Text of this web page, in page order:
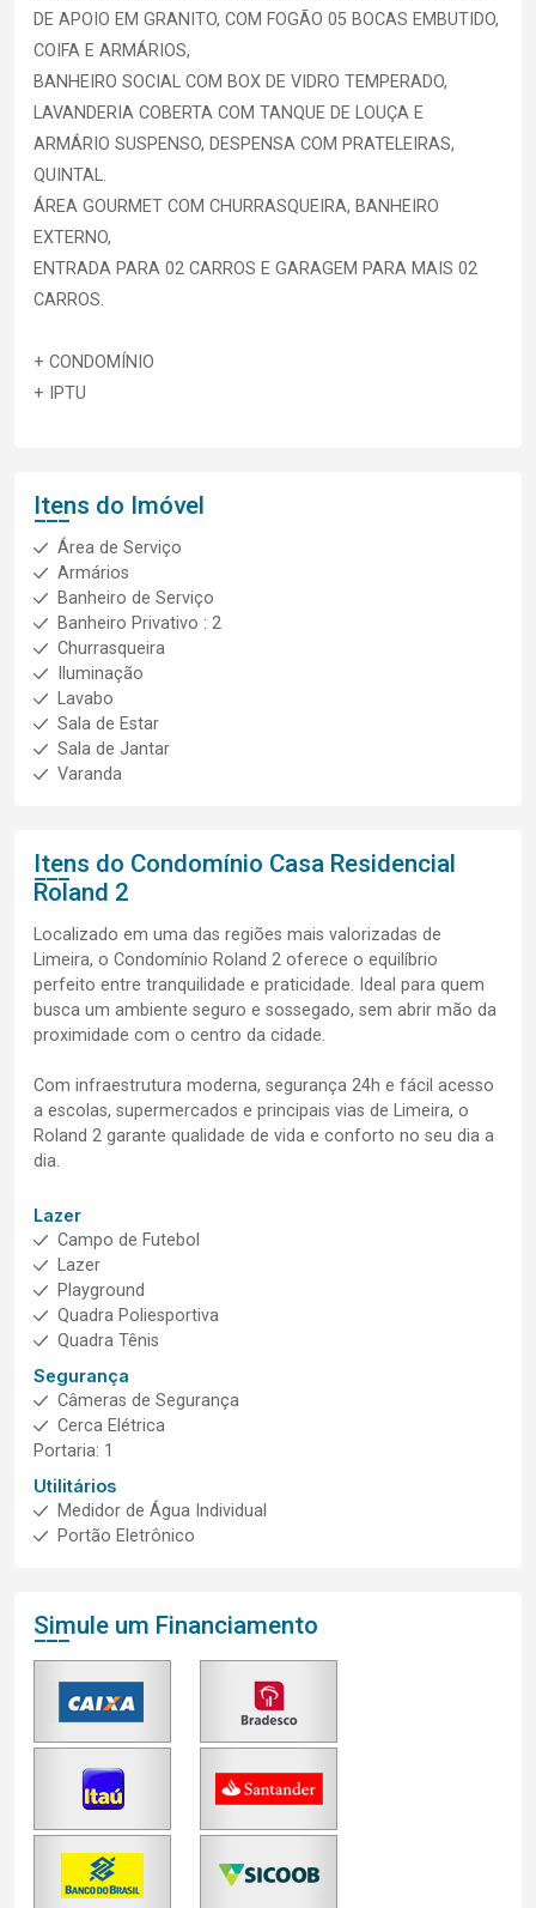
DE APOIO EM GRANITO, COM FOGÃO 05 BOCAS EMBUTIDO,
COIFA E ARMÁRIOS,
BANHEIRO SOCIAL COM BOX DE VIDRO TEMPERADO,
LAVANDERIA COBERTA COM TANQUE DE LOUÇA E
ARMÁRIO SUSPENSO, DESPENSA COM PRATELEIRAS,
QUINTAL.
ÁREA GOURMET COM CHURRASQUEIRA, BANHEIRO
EXTERNO,
ENTRADA PARA 02 CARROS E GARAGEM PARA MAIS 02
CARROS.
+ CONDOMÍNIO
+ IPTU
Itens do Imóvel
Área de Serviço
Armários
Banheiro de Serviço
Banheiro Privativo : 2
Churrasqueira
Iluminação
Lavabo
Sala de Estar
Sala de Jantar
Varanda
Itens do Condomínio Casa Residencial
Roland 2
Localizado em uma das regiões mais valorizadas de
Limeira, o Condomínio Roland 2 oferece o equilíbrio
perfeito entre tranquilidade e praticidade. Ideal para quem
busca um ambiente seguro e sossegado, sem abrir mão da
proximidade com o centro da cidade.
Com infraestrutura moderna, segurança 24h e fácil acesso
a escolas, supermercados e principais vias de Limeira, o
Roland 2 garante qualidade de vida e conforto no seu dia a
dia.
Lazer
Campo de Futebol
Lazer
Playground
Quadra Poliesportiva
Quadra Tênis
Segurança
Câmeras de Segurança
Cerca Elétrica
Portaria: 1
Utilitários
Medidor de Água Individual
Portão Eletrônico
Simule um Financiamento